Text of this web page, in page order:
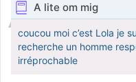
A lite om mig
coucou moi c’est Lola je
recherche un homme
irréprochable